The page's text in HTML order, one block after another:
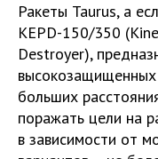
Ракеты Taurus, а
KEPD-150/350
Destroyer),
высокозащищенных
больших
поражать цели на
в зависимости от